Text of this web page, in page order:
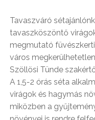
Tavaszváró
tavaszköszöntő
megmutató
város
Szöllösi Tünde
A 1,5-2 órás séta
virágok és hagymás
miközben a